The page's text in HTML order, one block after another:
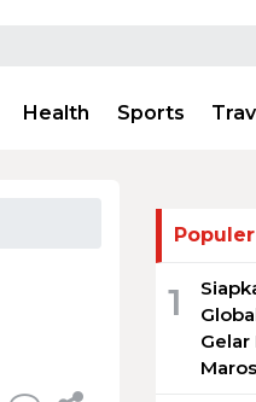
Health Sports
Populer
1
Maros